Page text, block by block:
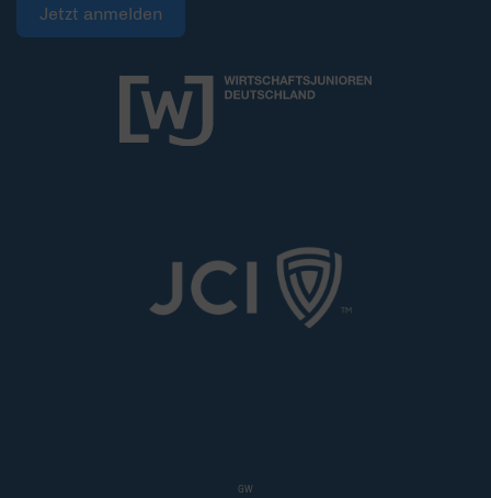
Jetzt anmelden
GW